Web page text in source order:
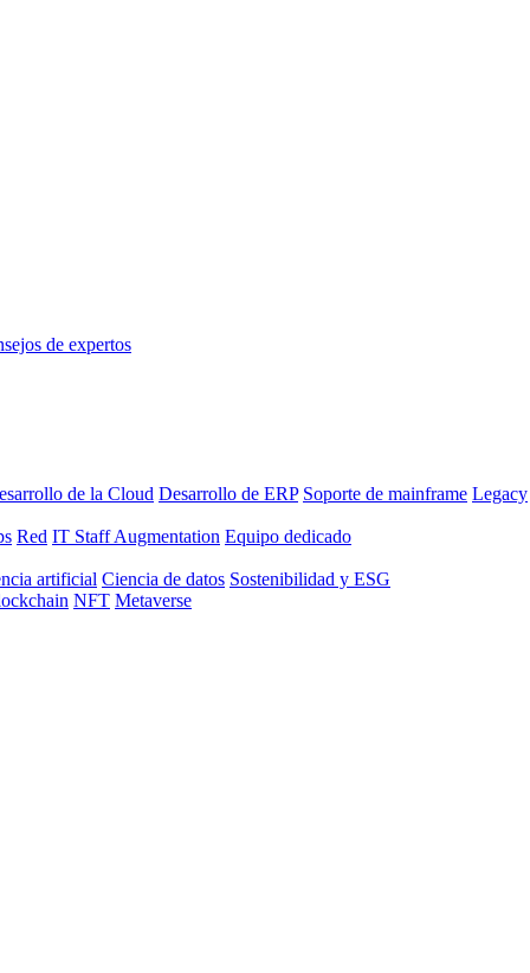
de expertos
de la Cloud Desarrollo de ERP Soporte de mainframe Legacy
Red IT Staff Augmentation Equipo dedicado
artificial Ciencia de datos Sostenibilidad y ESG
NFT Metaverse